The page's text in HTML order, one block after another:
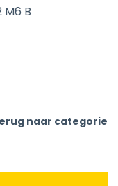
M6 B
naar categorie